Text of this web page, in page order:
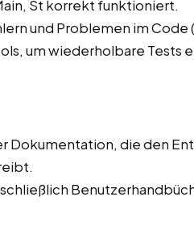
St korrekt funktioniert.
und Problemen im Code
um wiederholbare Tests
Dokumentation, die den